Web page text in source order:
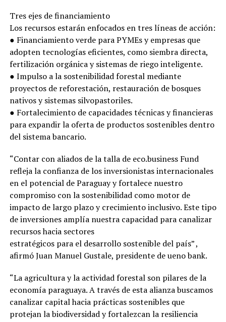
Tres ejes de financiamiento
Los recursos estarán enfocados en tres líneas de acción:
● Financiamiento verde para PYMEs y empresas que
adopten tecnologías eficientes, como siembra directa,
fertilización orgánica y sistemas de riego inteligente.
● Impulso a la sostenibilidad forestal mediante
proyectos de reforestación, restauración de bosques
nativos y sistemas silvopastoriles.
● Fortalecimiento de capacidades técnicas y financieras
para expandir la oferta de productos sostenibles dentro
del sistema bancario.
“Contar con aliados de la talla de eco.business Fund
refleja la confianza de los inversionistas internacionales
en el potencial de Paraguay y fortalece nuestro
compromiso con la sostenibilidad como motor de
impacto de largo plazo y crecimiento inclusivo. Este tipo
de inversiones amplía nuestra capacidad para canalizar
recursos hacia sectores
estratégicos para el desarrollo sostenible del país” ,
afirmó Juan Manuel Gustale, presidente de ueno bank.
“La agricultura y la actividad forestal son pilares de la
economía paraguaya. A través de esta alianza buscamos
canalizar capital hacia prácticas sostenibles que
protejan la biodiversidad y fortalezcan la resiliencia